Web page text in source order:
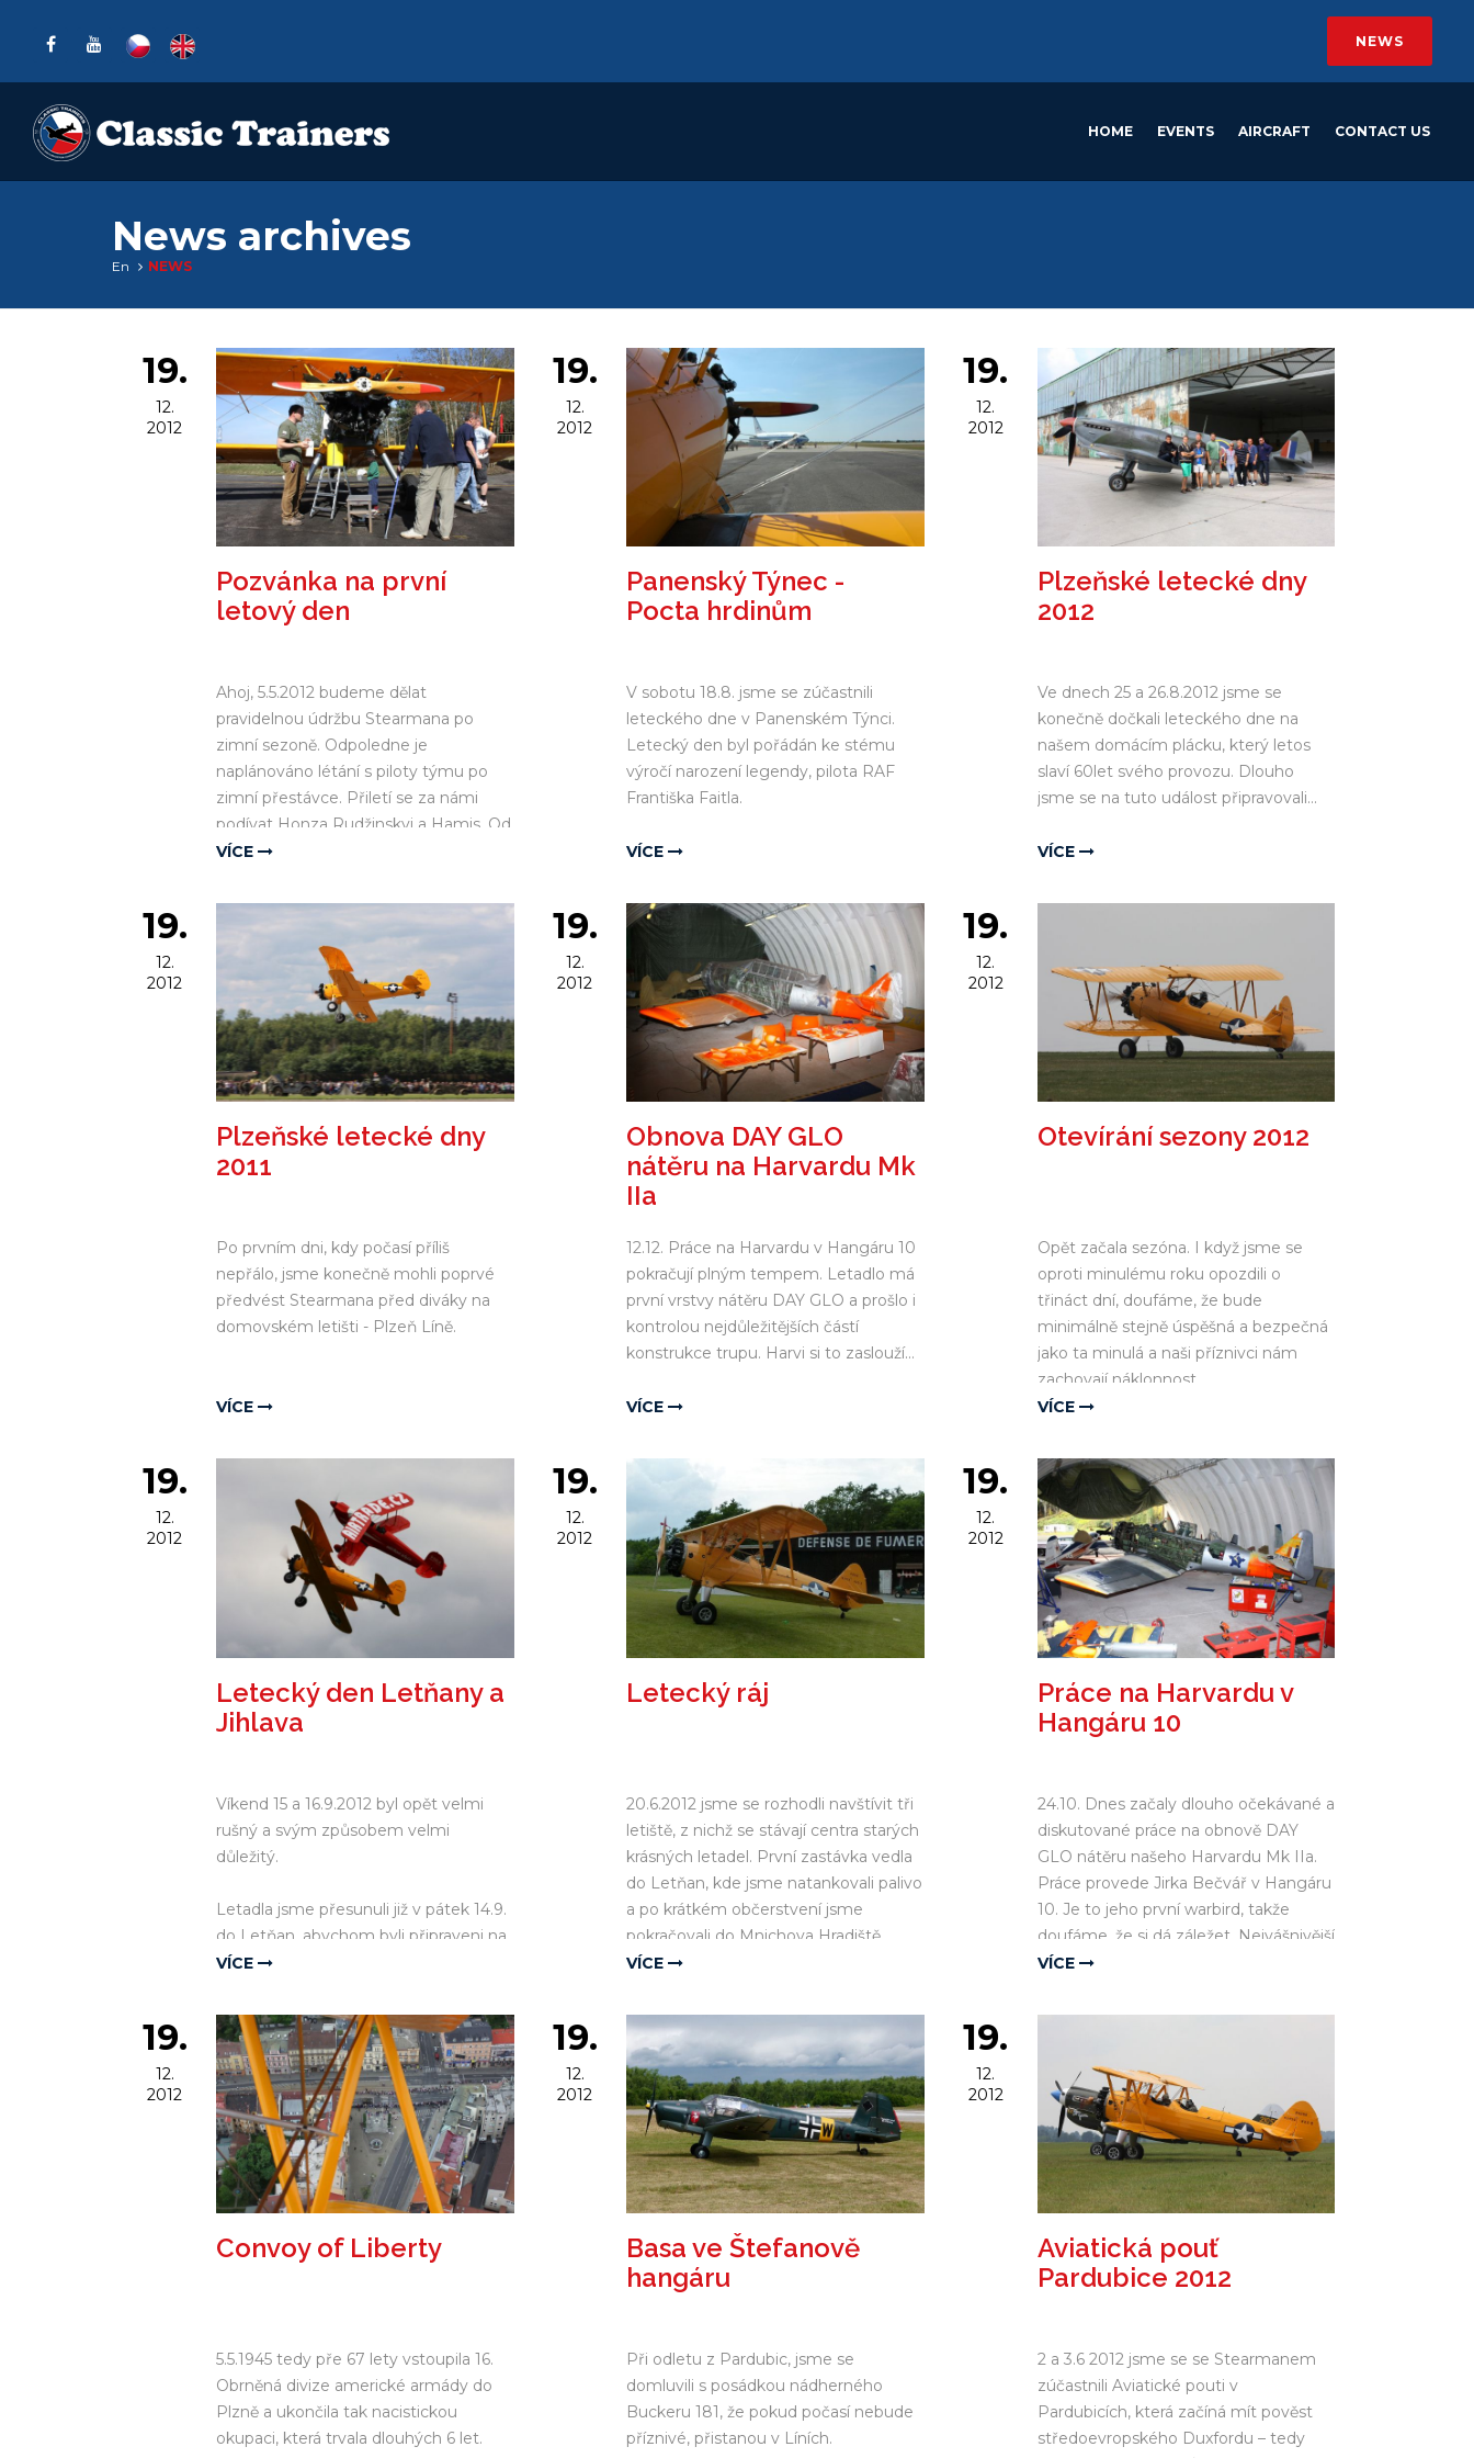
NEWS
HOME EVENTS AIRCRAFT CONTACT US
News archives
En NEWS
Pozvánka na první
letový den
Ahoj, 5.5.2012 budeme dělat
pravidelnou údržbu Stearmana po
zimní sezoně. Odpoledne je
naplánováno létání s piloty týmu po
zimní přestávce. Přiletí se za námi
podívat Honza Rudžinskyj a Hamis. Od
18 hodin létáme na oslavu osvobození
zakončíme táborákem před
Štefanovým hangárem. Všichni naši
příznivci jsou jsou vítáni, zvláště pak na
mytí a pastování :-)))
VÍCE
19.
12.
2012
Panenský Týnec -
Pocta hrdinům
V sobotu 18.8. jsme se zúčastnili
leteckého dne v Panenském Týnci.
Letecký den byl pořádán ke stému
výročí narození legendy, pilota RAF
Františka Faitla.
VÍCE
19.
12.
2012
Plzeňské letecké dny
2012
Ve dnech 25 a 26.8.2012 jsme se
konečně dočkali leteckého dne na
našem domácím plácku, který letos
slaví 60let svého provozu. Dlouho
jsme se na tuto událost připravovali...
VÍCE
19.
12.
2012
Plzeňské letecké dny
2011
Po prvním dni, kdy počasí příliš
nepřálo, jsme konečně mohli poprvé
předvést Stearmana před diváky na
domovském letišti - Plzeň Líně.
VÍCE
19.
12.
2012
Obnova DAY GLO
nátěru na Harvardu Mk
IIa
12.12. Práce na Harvardu v Hangáru 10
pokračují plným tempem. Letadlo má
první vrstvy nátěru DAY GLO a prošlo i
kontrolou nejdůležitějších částí
konstrukce trupu. Harvi si to zaslouží...
VÍCE
19.
12.
2012
Otevírání sezony 2012
Opět začala sezóna. I když jsme se
oproti minulému roku opozdili o
třináct dní, doufáme, že bude
minimálně stejně úspěšná a bezpečná
jako ta minulá a naši příznivci nám
zachovají náklonnost.
VÍCE
19.
12.
2012
Letecký den Letňany a
Jihlava
Víkend 15 a 16.9.2012 byl opět velmi
rušný a svým způsobem velmi
důležitý.
Letadla jsme přesunuli již v pátek 14.9.
do Letňan, abychom byli připraveni na
dopolední vystoupení a následný
tomto roce XXIII.Horácký letecký den
v Jihlavě. Cestou jsem se stavil se
Stearmanem na Točné pozdravit Iva a
Nikolu...
VÍCE
19.
12.
2012
Letecký ráj
20.6.2012 jsme se rozhodli navštívit tři
letiště, z nichž se stávají centra starých
krásných letadel. První zastávka vedla
do Letňan, kde jsme natankovali palivo
a po krátkém občerstvení jsme
pokračovali do Mnichova Hradiště...
VÍCE
19.
12.
2012
Práce na Harvardu v
Hangáru 10
24.10. Dnes začaly dlouho očekávané a
diskutované práce na obnově DAY
GLO nátěru našeho Harvardu Mk IIa.
Práce provede Jirka Bečvář v Hangáru
10. Je to jeho první warbird, takže
doufáme, že si dá záležet. Nejvášnivější
diskuse vznikly kolem zachování či
Melisa nakonec padne za oběť
navždy uchována v našich očích...
VÍCE
19.
12.
2012
Convoy of Liberty
5.5.1945 tedy pře 67 lety vstoupila 16.
Obrněná divize americké armády do
Plzně a ukončila tak nacistickou
okupaci, která trvala dlouhých 6 let.
19.
12.
2012
Basa ve Štefanově
hangáru
Při odletu z Pardubic, jsme se
domluvili s posádkou nádherného
Buckeru 181, že pokud počasí nebude
příznivé, přistanou v Líních.
19.
12.
2012
Aviatická pouť
Pardubice 2012
2 a 3.6 2012 jsme se se Stearmanem
zúčastnili Aviatické pouti v
Pardubicích, která začíná mít pověst
středoevropského Duxfordu – tedy
19.
12.
2012